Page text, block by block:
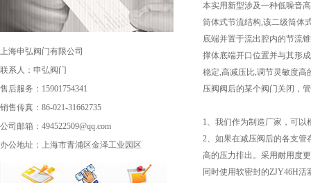
上海申弘阀门有限公司
联系人：申弘阀门
售后服务：15901754341
销售传真：86-021-31662735
公司邮箱：494522509@qq.com
办公地址：上海市青浦区金泽工业园区
本实用新型涉及一种低噪音
筒体式节流结构,该二级筒体
底端并置于流出腔内的节流
撑体底端开口位置并与其形
稳定,高减压比,调节灵敏度高
压阀阀后的某个阀门关闭，
1、我们作为制造厂家，可
2、如果在减压阀后的各支
高的压力排出。采用耐用度
同时使用软密封的ZJY46H